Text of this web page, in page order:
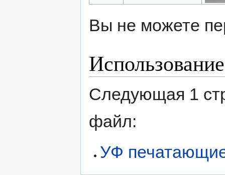
Вы не можете
Следующая 1
файл:
УФ